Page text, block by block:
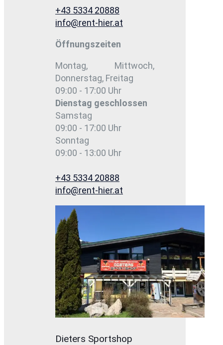
+43 5334 20888
info@rent-hier.at
Öffnungszeiten
Montag, Mittwoch,
Donnerstag, Freitag
09:00 - 17:00 Uhr
Dienstag geschlossen
Samstag
09:00 - 17:00 Uhr
Sonntag
09:00 - 13:00 Uhr
+43 5334 20888
info@rent-hier.at
Dieters Sportshop